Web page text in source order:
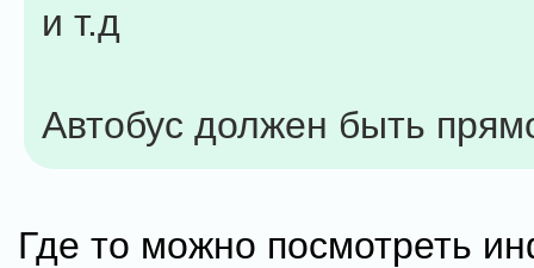
и т.д
Автобус должен быть
Где то можно посмотреть